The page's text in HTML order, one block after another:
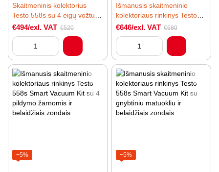
Skaitmeninis kolektorius
Testo 558s su 4 eigų vožtuvų
bloku ir jutikliniu ekranu
€494/exl. VAT €520
Išmanusis skaitmeninio
kolektoriaus rinkinys Testo
558s Smart Vacuum Kit su
belaidžiais temperatūros ir
vakuumo zondais
€646/exl. VAT €680
−5% −5%